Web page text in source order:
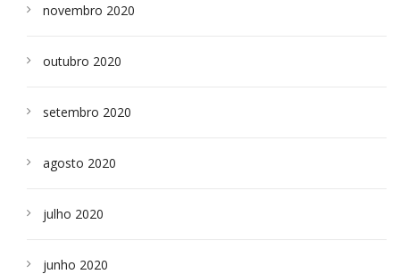
novembro 2020
outubro 2020
setembro 2020
agosto 2020
julho 2020
junho 2020